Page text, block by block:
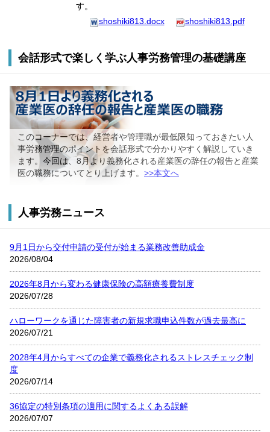
す。
shoshiki813.docx
shoshiki813.pdf
会話形式で楽しく学ぶ人事労務管理の基礎講座
このコーナーでは、経営者や管理職が最低限知っておきたい人
事労務管理のポイントを会話形式で分かりやすく解説していき
ます。今回は、8月より義務化される産業医の辞任の報告と産業
医の職務についてとり上げます。 >>本文へ
人事労務ニュース
9月1日から交付申請の受付が始まる業務改善助成金
2026/08/04
2026年8月から変わる健康保険の高額療養費制度
2026/07/28
ハローワークを通じた障害者の新規求職申込件数が過去最高に
2026/07/21
2028年4月からすべての企業で義務化されるストレスチェック制
度
2026/07/14
36協定の特別条項の適用に関するよくある誤解
2026/07/07